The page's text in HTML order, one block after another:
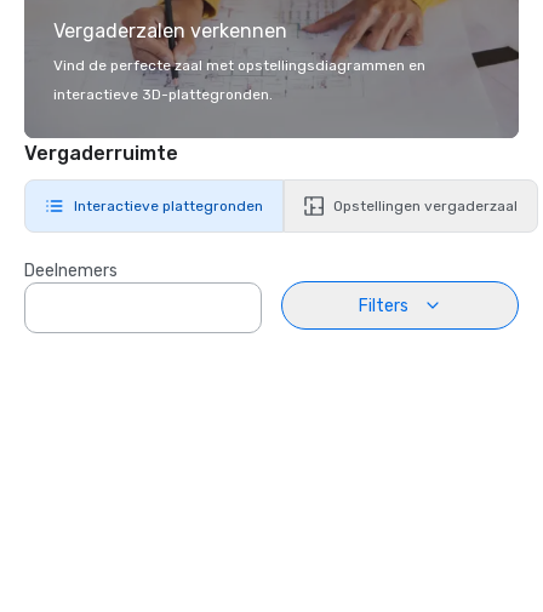
Vergaderzalen verkennen
Vind de perfecte zaal met opstellingsdiagrammen en
interactieve 3D-plattegronden.
Vergaderruimte
Interactieve plattegronden Opstellingen vergaderzaal
Deelnemers
Filters